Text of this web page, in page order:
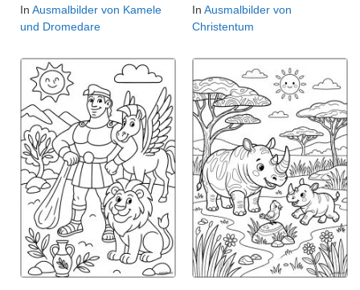
In Ausmalbilder von Kamele
und Dromedare
In Ausmalbilder von
Christentum